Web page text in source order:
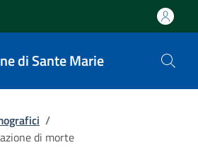
di Sante Marie
/
di morte